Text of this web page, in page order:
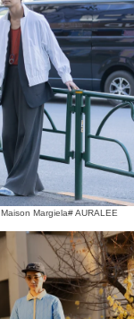
Margiela# AURALEE